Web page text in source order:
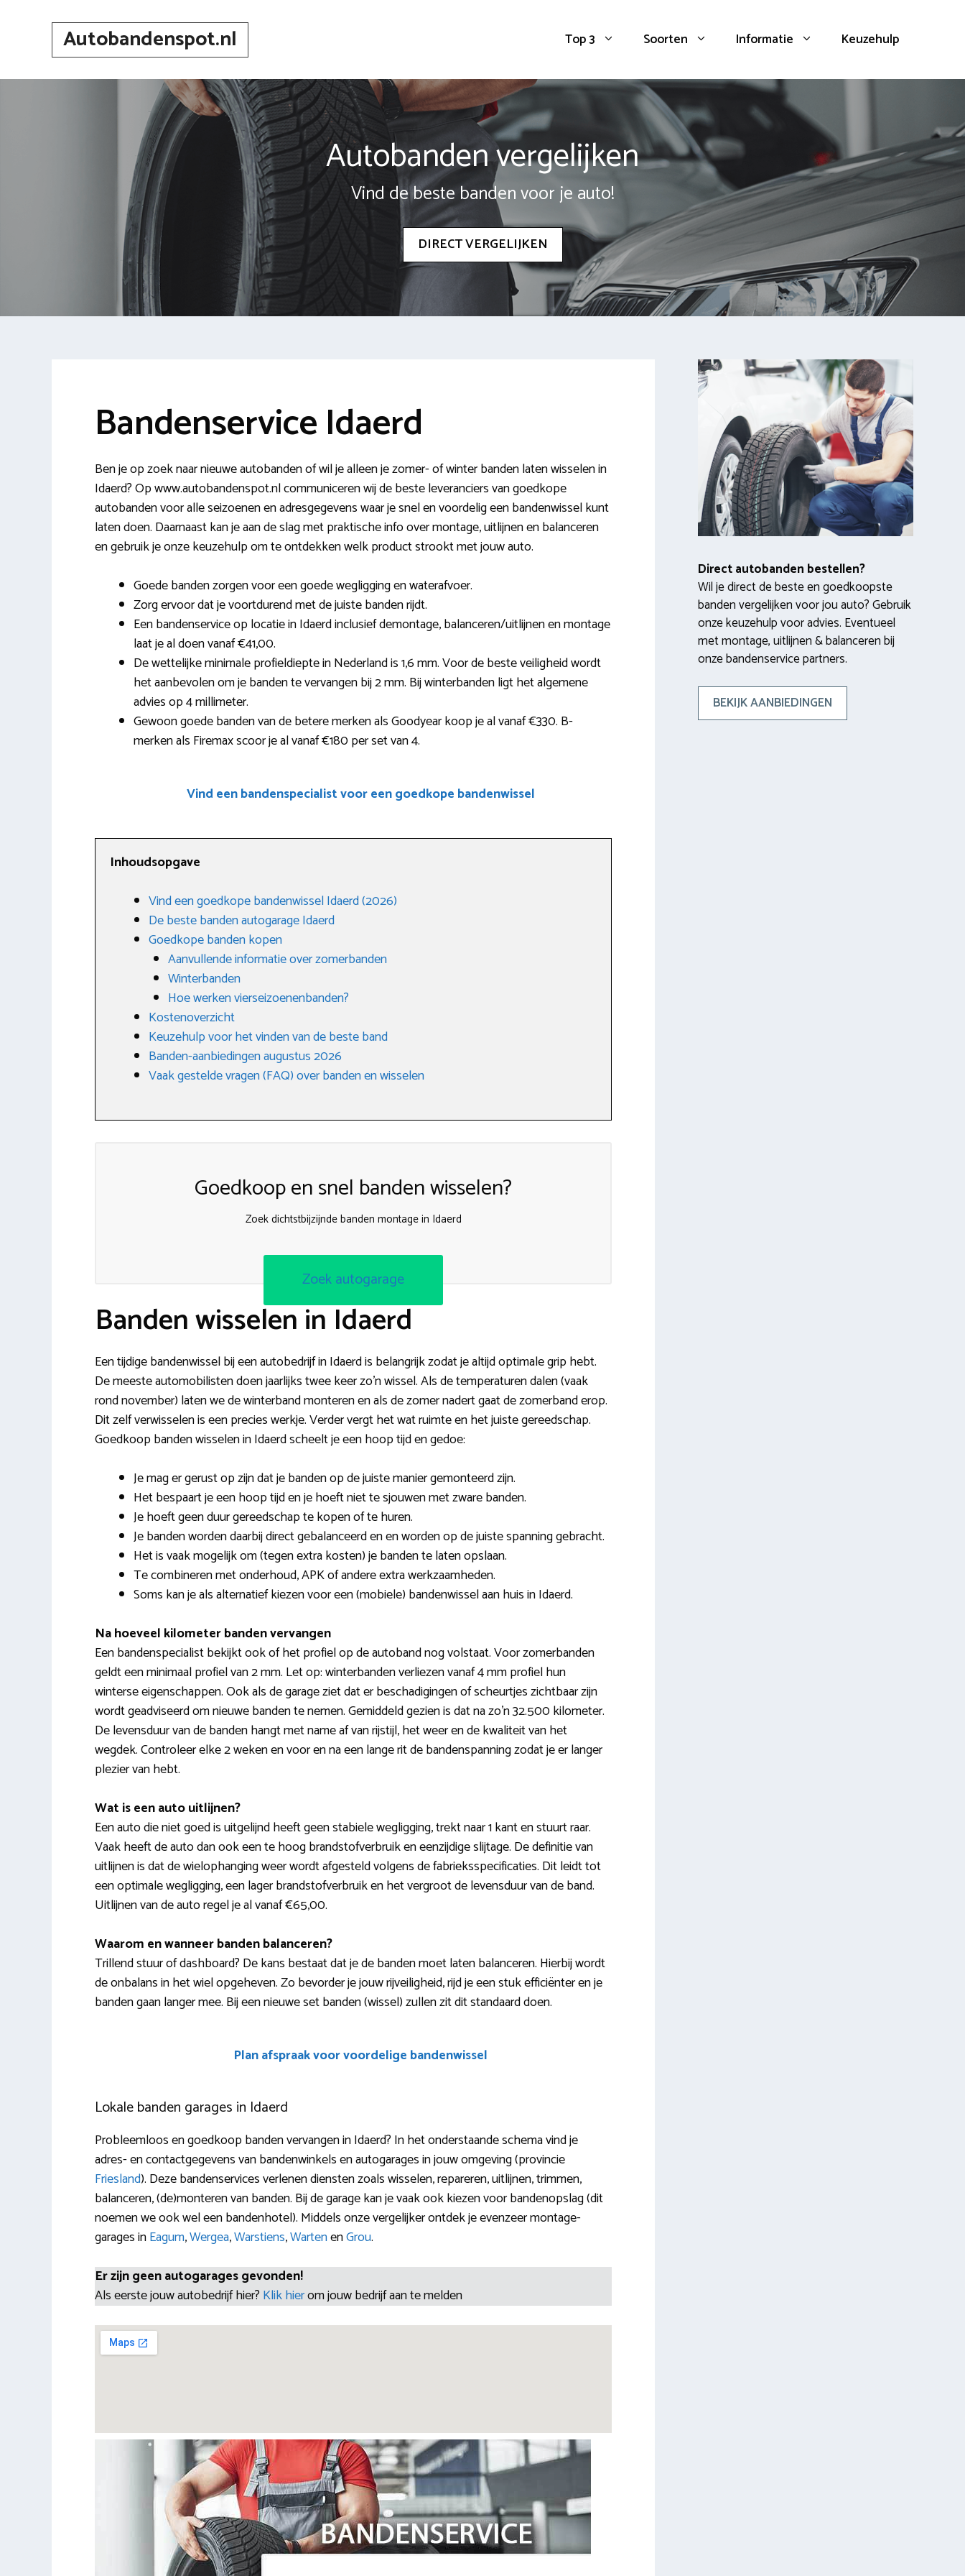
Autobandenspot.nl Top 3 Soorten Informatie Keuzehulp
Autobanden vergelijken
Vind de beste banden voor je auto!
DIRECT VERGELIJKEN
Bandenservice Idaerd
Ben je op zoek naar nieuwe autobanden of wil je alleen je zomer- of winter banden laten wisselen in
Idaerd? Op www.autobandenspot.nl communiceren wij de beste leveranciers van goedkope
autobanden voor alle seizoenen en adresgegevens waar je snel en voordelig een bandenwissel kunt
laten doen. Daarnaast kan je aan de slag met praktische info over montage, uitlijnen en balanceren
en gebruik je onze keuzehulp om te ontdekken welk product strookt met jouw auto.
Goede banden zorgen voor een goede wegligging en waterafvoer.
Zorg ervoor dat je voortdurend met de juiste banden rijdt.
Een bandenservice op locatie in Idaerd inclusief demontage, balanceren/uitlijnen en montage
laat je al doen vanaf €41,00.
De wettelijke minimale profieldiepte in Nederland is 1,6 mm. Voor de beste veiligheid wordt
het aanbevolen om je banden te vervangen bij 2 mm. Bij winterbanden ligt het algemene
advies op 4 millimeter.
Gewoon goede banden van de betere merken als Goodyear koop je al vanaf €330. B-
merken als Firemax scoor je al vanaf €180 per set van 4.
Vind een bandenspecialist voor een goedkope bandenwissel
Inhoudsopgave
Vind een goedkope bandenwissel Idaerd (2026)
De beste banden autogarage Idaerd
Goedkope banden kopen
Aanvullende informatie over zomerbanden
Winterbanden
Hoe werken vierseizoenenbanden?
Kostenoverzicht
Keuzehulp voor het vinden van de beste band
Banden-aanbiedingen augustus 2026
Vaak gestelde vragen (FAQ) over banden en wisselen
Goedkoop en snel banden wisselen?
Zoek dichtstbijzijnde banden montage in Idaerd
Zoek autogarage
Banden wisselen in Idaerd
Een tijdige bandenwissel bij een autobedrijf in Idaerd is belangrijk zodat je altijd optimale grip hebt.
De meeste automobilisten doen jaarlijks twee keer zo’n wissel. Als de temperaturen dalen (vaak
rond november) laten we de winterband monteren en als de zomer nadert gaat de zomerband erop.
Dit zelf verwisselen is een precies werkje. Verder vergt het wat ruimte en het juiste gereedschap.
Goedkoop banden wisselen in Idaerd scheelt je een hoop tijd en gedoe:
Je mag er gerust op zijn dat je banden op de juiste manier gemonteerd zijn.
Het bespaart je een hoop tijd en je hoeft niet te sjouwen met zware banden.
Je hoeft geen duur gereedschap te kopen of te huren.
Je banden worden daarbij direct gebalanceerd en en worden op de juiste spanning gebracht.
Het is vaak mogelijk om (tegen extra kosten) je banden te laten opslaan.
Te combineren met onderhoud, APK of andere extra werkzaamheden.
Soms kan je als alternatief kiezen voor een (mobiele) bandenwissel aan huis in Idaerd.
Na hoeveel kilometer banden vervangen
Een bandenspecialist bekijkt ook of het profiel op de autoband nog volstaat. Voor zomerbanden
geldt een minimaal profiel van 2 mm. Let op: winterbanden verliezen vanaf 4 mm profiel hun
winterse eigenschappen. Ook als de garage ziet dat er beschadigingen of scheurtjes zichtbaar zijn
wordt geadviseerd om nieuwe banden te nemen. Gemiddeld gezien is dat na zo’n 32.500 kilometer.
De levensduur van de banden hangt met name af van rijstijl, het weer en de kwaliteit van het
wegdek. Controleer elke 2 weken en voor en na een lange rit de bandenspanning zodat je er langer
plezier van hebt.
Wat is een auto uitlijnen?
Een auto die niet goed is uitgelijnd heeft geen stabiele wegligging, trekt naar 1 kant en stuurt raar.
Vaak heeft de auto dan ook een te hoog brandstofverbruik en eenzijdige slijtage. De definitie van
uitlijnen is dat de wielophanging weer wordt afgesteld volgens de fabrieksspecificaties. Dit leidt tot
een optimale wegligging, een lager brandstofverbruik en het vergroot de levensduur van de band.
Uitlijnen van de auto regel je al vanaf €65,00.
Waarom en wanneer banden balanceren?
Trillend stuur of dashboard? De kans bestaat dat je de banden moet laten balanceren. Hierbij wordt
de onbalans in het wiel opgeheven. Zo bevorder je jouw rijveiligheid, rijd je een stuk efficiënter en je
banden gaan langer mee. Bij een nieuwe set banden (wissel) zullen zit dit standaard doen.
Plan afspraak voor voordelige bandenwissel
Lokale banden garages in Idaerd
Probleemloos en goedkoop banden vervangen in Idaerd? In het onderstaande schema vind je
adres- en contactgegevens van bandenwinkels en autogarages in jouw omgeving (provincie
Friesland). Deze bandenservices verlenen diensten zoals wisselen, repareren, uitlijnen, trimmen,
balanceren, (de)monteren van banden. Bij de garage kan je vaak ook kiezen voor bandenopslag (dit
noemen we ook wel een bandenhotel). Middels onze vergelijker ontdek je evenzeer montage-
garages inEagum,Wergea,Warstiens,WartenenGrou.
Er zijn geen autogarages gevonden!
Als eerste jouw autobedrijf hier? Klik hierom jouw bedrijf aan te melden
Direct autobanden bestellen?
Wil je direct de beste en goedkoopste
banden vergelijken voor jou auto? Gebruik
onze keuzehulp voor advies. Eventueel
met montage, uitlijnen & balanceren bij
onze bandenservice partners.
BEKIJK AANBIEDINGEN